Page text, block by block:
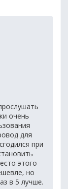
очень
для
при
этого
но
в 5 лучше.